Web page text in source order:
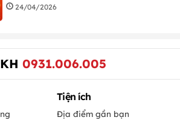
24/04/2026
0931.006.005
Tiện ích
Địa điểm gần bạn